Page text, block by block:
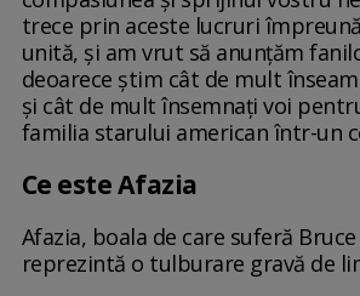
trece prin aceste lucruri
unită, şi am vrut să anunţăm
deoarece ştim cât de mult
şi cât de mult însemnaţi voi
familia starului american într-un
Ce este Afazia
Afazia, boala de care suferă
reprezintă o tulburare gravă de